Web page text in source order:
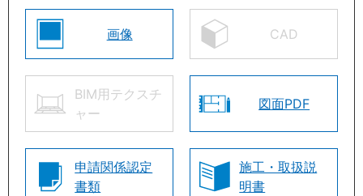
画像 CAD
BIM用テクスチ
ャー
図面PDF
申請関係認定
書類
施工・取扱説
明書